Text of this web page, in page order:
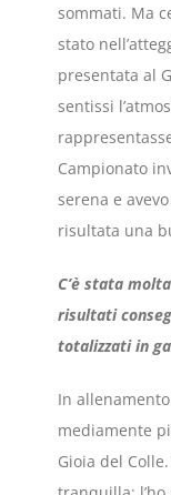
sommati. Ma
stato
presentata al
sentissi
Campionato
serena e
risultata una
C’è stata
risultati
totalizzati in
In
mediamente
Gioia del